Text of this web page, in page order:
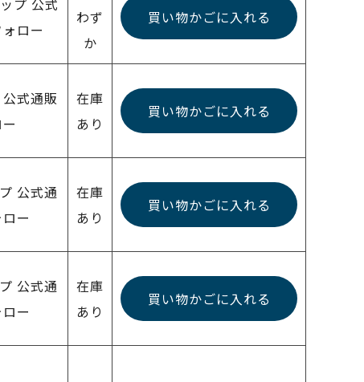
プ 公式
ロー
わず
か
買い物かごに入れる
式通販
在庫
あり
買い物かごに入れる
公式通
ー
在庫
あり
買い物かごに入れる
公式通
ー
在庫
あり
買い物かごに入れる